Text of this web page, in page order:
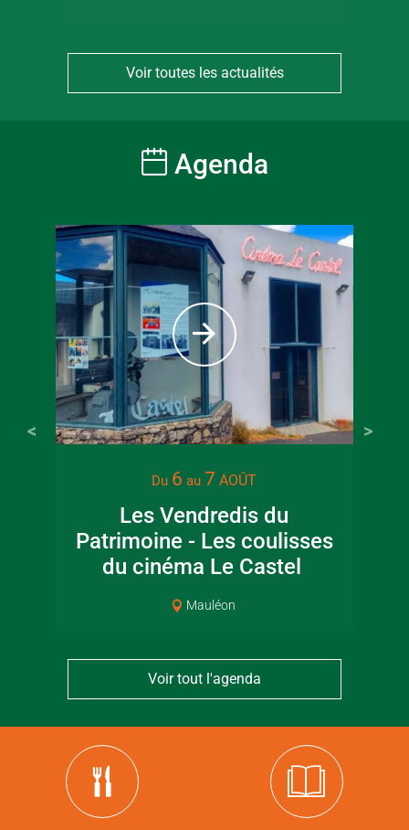
Voir toutes les actualités
Agenda
Du 6 au 7 AOÛT
Les Vendredis du
Patrimoine - Les coulisses
du cinéma Le Castel
Mauléon
Voir tout l'agenda